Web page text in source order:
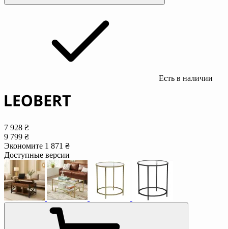
Есть в наличии
7 928 ₴
9 799 ₴
Экономите 1 871 ₴
Доступные версии